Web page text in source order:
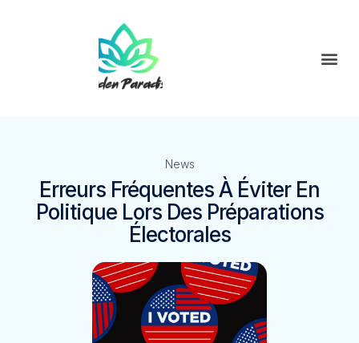
News
Erreurs Fréquentes À Éviter En
Politique Lors Des Préparations
Électorales